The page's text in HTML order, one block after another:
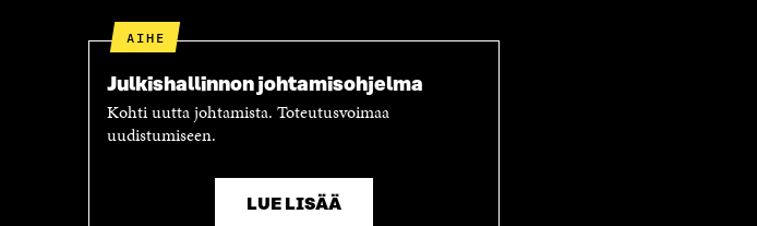
AIHE
Julkishallinnon johtamisohjelma
Kohti uutta johtamista. Toteutusvoimaa
uudistumiseen.
LUE LISÄÄ